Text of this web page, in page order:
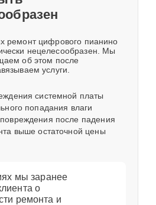
ремонт цифрового пианино
нецелесообразен. Мы
об этом после
услуги.
системной платы
попадания влаги
после падения
выше остаточной цены
мы заранее
о
ремонта и